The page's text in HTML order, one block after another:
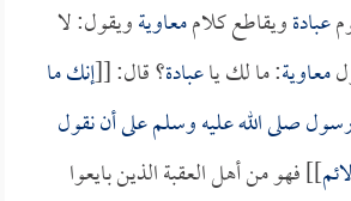
عبادةويقاطع كلاممعاويةويقول: لا
معاوية: ما لك ياعبادة؟ قال: [[إنك ما
صلى الله عليه وسلم على أن نقول
]] فهو من أهل العقبة الذين بايعوا